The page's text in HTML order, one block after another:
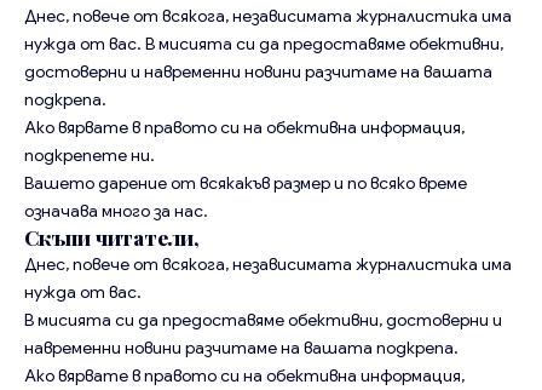
Днес, повече от всякога, независимата журналистика има
нужда от вас. В мисията си да предоставяме обективни,
достоверни и навременни новини разчитаме на вашата
подкрепа.
Ако вярвате в правото си на обективна информация,
подкрепете ни.
Вашето дарение от всякакъв размер и по всяко време
означава много за нас.
Скъпи читатели,
Днес, повече от всякога, независимата журналистика има
нужда от вас.
В мисията си да предоставяме обективни, достоверни и
навременни новини разчитаме на вашата подкрепа.
Ако вярвате в правото си на обективна информация,